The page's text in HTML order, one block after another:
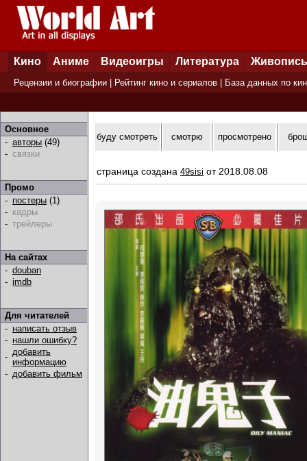
Кино Аниме Видеоигры Литература Живопись
Рецензии и биографии Рейтинг кино и сериалов База данных по
Основное
- авторы (49)
- связки
Промо
- постеры (1)
- кадры
- трейлеры
На сайтах
- douban
- imdb
Для читателей
- написать отзыв
- нашли ошибку?
- добавить
информацию
- добавить фильм
буду смотреть смотрю просмотрено
страница создана 49sisi от 2018.08.08